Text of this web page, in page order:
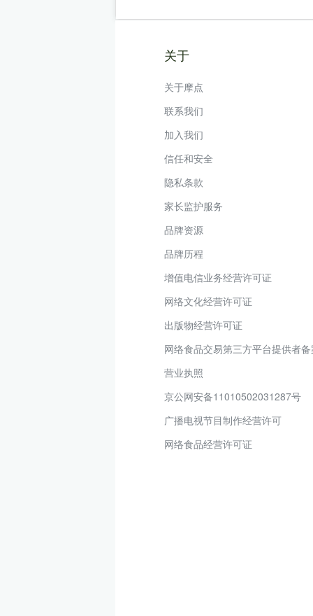
关于
关于摩点
联系我们
加入我们
信任和安全
隐私条款
家长监护服务
品牌资源
品牌历程
增值电信业务经营许可证
网络文化经营许可证
出版物经营许可证
网络食品交易第三方平台提供者
营业执照
京公网安备11010502031287号
广播电视节目制作经营许可
网络食品经营许可证